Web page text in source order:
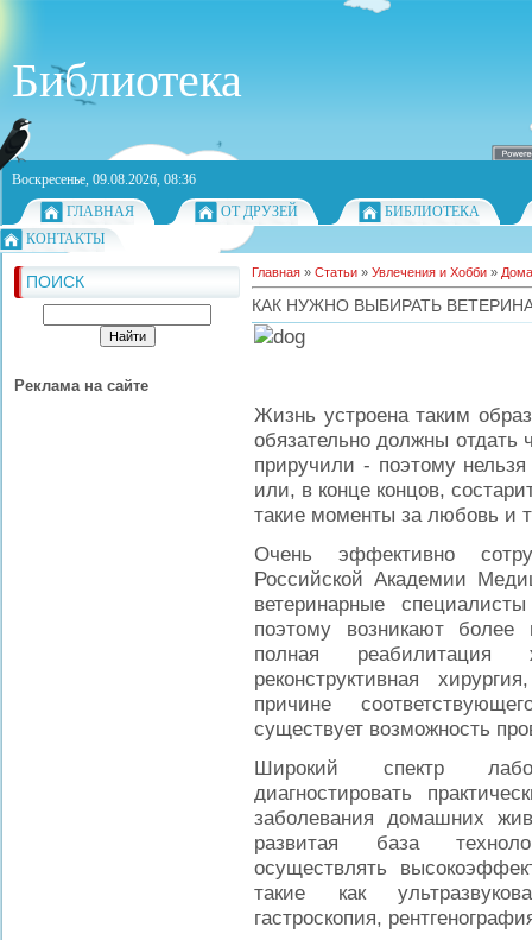
Библиотека
Воскресенье, 09.08.2026, 08:36
ГЛАВНАЯ
ОТ ДРУЗЕЙ
БИБЛИОТЕКА
КОНТАКТЫ
ПОИСК
Реклама на сайте
Главная » Статьи » Увлечения и Хобби »
КАК НУЖНО ВЫБИРАТЬ
Жизнь устроена таким
обязательно должны отдать
приручили - поэтому
или, в конце концов,
такие моменты за любовь и
Очень эффективно
Российской Академии
ветеринарные
поэтому возникают
полная
реконструктивная
причине
существует возможность
Широкий спектр
диагностировать
заболевания домашних
развитая база
осуществлять
такие как
гастроскопия,